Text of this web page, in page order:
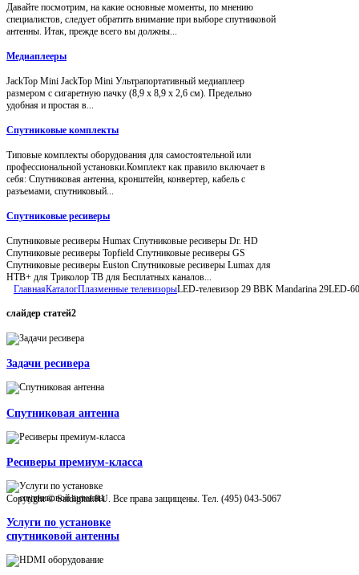
Давайте посмотрим, на какие основные моменты, по мнению
специалистов, следует обратить внимание при выборе спутниковой
антенны. Итак, прежде всего вы должны...
Медиаплееры
JackTop Mini JackTop Mini Ультрапортативный медиаплеер
размером с сигаретную пачку (8,9 x 8,9 x 2,6 см). Предельно
удобная и простая в...
Спутниковые комплекты
Типовые комплекты оборудования для самостоятельной или
профессиональной установки.Комплект как правило включает в
себя: Спутниковая антенна, кронштейн, конвертер, кабель с
разъемами, спутниковый...
Спутниковые ресиверы
Спутниковые ресиверы Humax Спутниковые ресиверы Dr. HD
Спутниковые ресиверы Topfield Спутниковые ресиверы GS
Спутниковые ресиверы Euston Спутниковые ресиверы Lumax для
НТВ+ для Триколор ТВ для Бесплатных каналов...
ГлавнаяКаталогПлазменные телевизорыLED-телевизор 29 BBK Mandarina 29LED-
слайдер статей2
Задачи ресивера
Спутниковая антенна
Ресиверы премиум-класса
Услуги по установке
спутниковой антенны
Copyright © Satdigital.RU. Все права защищены. Тел. (495) 043-5067